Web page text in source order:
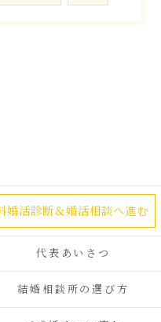
婚活診断＆婚活相談へ進む
代表あいさつ
結婚相談所の選び方